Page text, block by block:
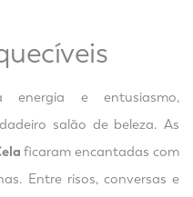
e entusiasmo,
salão de beleza. As
ficaram encantadas com
Entre risos, conversas e